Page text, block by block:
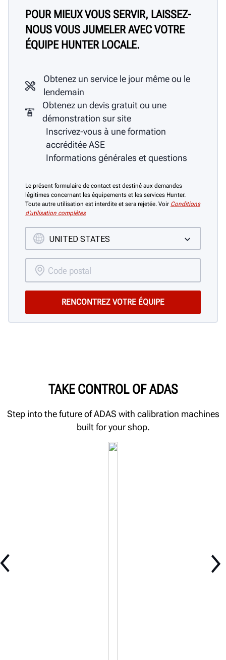
POUR MIEUX VOUS SERVIR, LAISSEZ-
NOUS VOUS JUMELER AVEC VOTRE
ÉQUIPE HUNTER LOCALE.
Obtenez un service le jour même ou le
lendemain
Obtenez un devis gratuit ou une
démonstration sur site
Inscrivez-vous à une formation
accréditée ASE
Informations générales et questions
Le présent formulaire de contact est destiné aux demandes
légitimes concernant les équipements et les services Hunter.
Toute autre utilisation est interdite et sera rejetée. Voir Conditions
d’utilisation complètes
TAKE CONTROL OF ADAS
Step into the future of ADAS with calibration machines
built for your shop.